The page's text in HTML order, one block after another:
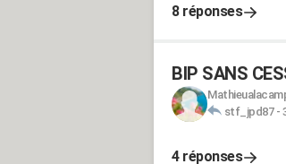
8 réponses
BIP SANS
stf_jpd87-
4 réponses